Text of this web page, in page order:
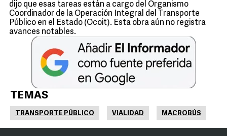
dijo que esas tareas están a cargo del Organismo
Coordinador de la Operación Integral del Transporte
Público en el Estado (Ocoit). Esta obra aún no registra
avances notables.
TEMAS
TRANSPORTE PÚBLICO VIALIDAD MACROBÚS